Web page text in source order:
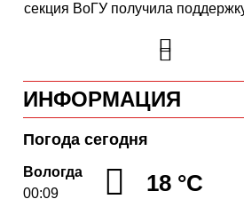
секция ВоГУ получила
Уникальный трейл
силовые шоу приготовили округа
6.08.2026 14:31
Робот Макс на
поможет вологжанам оформить
на первоклассника
6.08.2026 14:00
подтвердила курс на полное
лесовосстановления семенным
ИНФОРМАЦИЯ
Погода сегодня
Вологда
00:09
18 °C